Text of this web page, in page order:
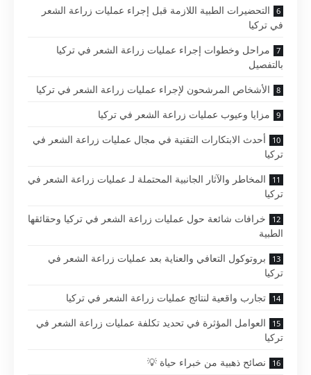
التحضيرات الطبية اللازمة قبل إجراء عمليات زراعة الشعر
في تركيا
مراحل وخطوات إجراء عمليات زراعة الشعر في تركيا
بالتفصيل
الأشخاص المرشحون لإجراء عمليات زراعة الشعر في تركيا
مزايا وعيوب عمليات زراعة الشعر في تركيا
أحدث الابتكارات التقنية في مجال عمليات زراعة الشعر في
تركيا
المخاطر والآثار الجانبية المحتملة لـ عمليات زراعة الشعر في
تركيا
خرافات شائعة حول عمليات زراعة الشعر في تركيا وحقائقها
الطبية
بروتوكول التعافي والعناية بعد عمليات زراعة الشعر في
تركيا
تجارب واقعية لنتائج عمليات زراعة الشعر في تركيا
العوامل المؤثرة في تحديد تكلفة عمليات زراعة الشعر في
تركيا
نصائح ذهبية من خبراء حياة 💡